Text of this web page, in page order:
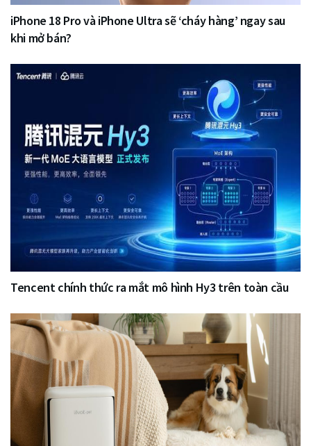
iPhone 18 Pro và iPhone Ultra sẽ ‘cháy hàng’ ngay sau
khi mở bán?
Tencent chính thức ra mắt mô hình Hy3 trên toàn cầu